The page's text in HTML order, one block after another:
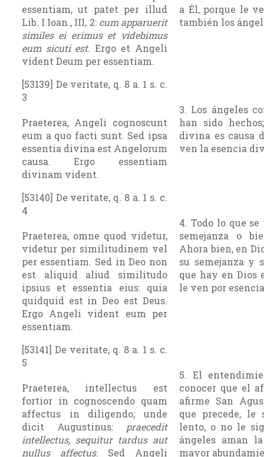
essentiam, ut patet per illud
Lib. I Ioan., III, 2: cum apparuerit
similes ei erimus et videbimus
eum sicuti est. Ergo et Angeli
vident Deum per essentiam.
a Él, porque le
también los
[53139] De veritate, q. 8 a. 1 s. c.
3
Praeterea, Angeli cognoscunt
eum a quo facti sunt. Sed ipsa
essentia divina est Angelorum
causa. Ergo essentiam
divinam vident.
3. Los ángeles
han sido
divina es causa
ven la esencia
[53140] De veritate, q. 8 a. 1 s. c.
4
Praeterea, omne quod videtur,
videtur per similitudinem vel
per essentiam. Sed in Deo non
est aliquid aliud similitudo
ipsius et essentia eius: quia
quidquid est in Deo est Deus.
Ergo Angeli vident eum per
essentiam.
4. Todo lo que
semejanza o
Ahora bien, en
su semejanza y
que hay en Dios
le ven por
[53141] De veritate, q. 8 a. 1 s. c.
5
Praeterea, intellectus est
fortior in cognoscendo quam
affectus in diligendo; unde
dicit Augustinus:
praecedit
intellectus, sequitur tardus aut
nullus affectus. Sed Angeli
5. El
conocer que el
afirme San
que precede, le
lento, o no le
ángeles aman
mayor